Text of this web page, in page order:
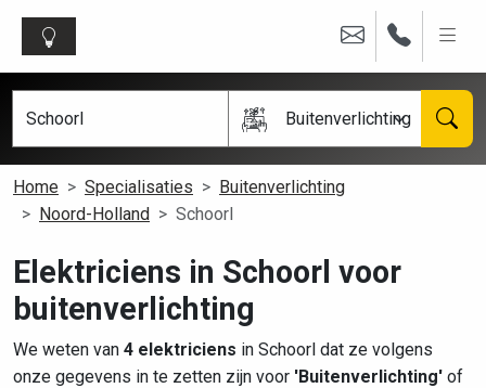
Buitenverlichting
Home Specialisaties
Buitenverlichting
Noord-Holland
Schoorl
Elektriciens in Schoorl voor
buitenverlichting
We weten van 4 elektriciens in Schoorl dat ze volgens
onze gegevens in te zetten zijn voor 'Buitenverlichting' of